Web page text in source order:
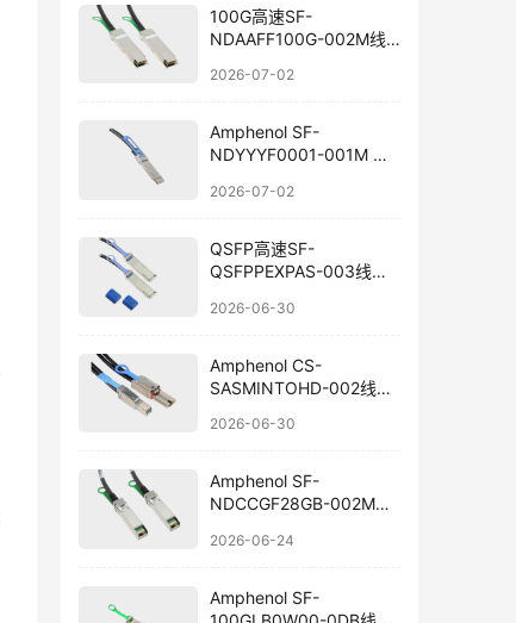
100G高速SF-
NDAAFF100G-002M线
2026-07-02
Amphenol SF-
NDYYYF0001-001M 线
2026-07-02
QSFP高速SF-
QSFPPEXPAS-003线束
2026-06-30
Amphenol CS-
SASMINTOHD-002线束
2026-06-30
Amphenol SF-
NDCCGF28GB-002M线
2026-06-24
Amphenol SF-